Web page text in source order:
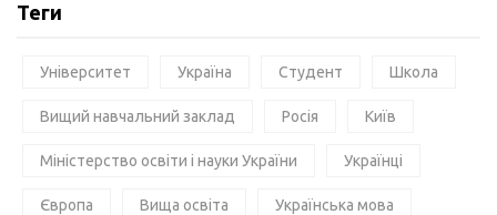
Теги
Університет Україна Студент Школа
Вищий навчальний заклад Росія Київ
Міністерство освіти і науки України Українці
Європа Вища освіта Українська мова